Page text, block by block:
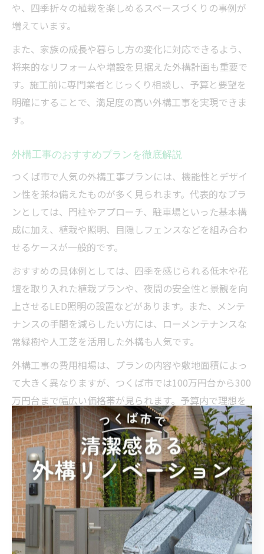
や、四季折々の植栽を楽しめるスペースづくりの事例が
増えています。
また、家族の成長や暮らし方の変化に対応できるよう、
将来的なリフォームや増設を見据えた外構計画も重要で
す。施工前に専門業者とじっくり相談し、予算と要望を
明確にすることで、満足度の高い外構工事を実現できま
す。
外構工事のおすすめプランを徹底解説
つくば市で人気の外構工事プランには、機能性とデザイ
ン性を兼ね備えたものが多く見られます。代表的なプラ
ンとしては、門柱やアプローチ、駐車場といった基本構
成に加え、植栽や照明、目隠しフェンスなどを組み合わ
せるケースが一般的です。
おすすめの具体例としては、四季を感じられる低木や花
壇を取り入れた植栽プランや、夜間の安全性と景観を向
上させるLED照明の設置などがあります。また、メンテ
ナンスの手間を減らしたい方には、ローメンテナンスな
常緑樹や人工芝を活用した外構も人気です。
外構工事の費用相場は、プランの内容や敷地面積によっ
て大きく異なりますが、つくば市では100万円台から300
万円台まで幅広い価格帯が見られます。予算内で理想を
叶えるためには、優先順位を明確にし、必要な部分から
段階的に工事を進める方法も有効です。
つくば外構安い業者に依頼するメリットと注意点
外構工事を検討する際、「つくば 外構 安い」といったキ
ーワードで安価な業者を探す方も多いでしょう。費用を
抑えられる点は大きなメリットで、同じ予算でも工事範
囲や内容を充実させやすくなります。また、地元密着型